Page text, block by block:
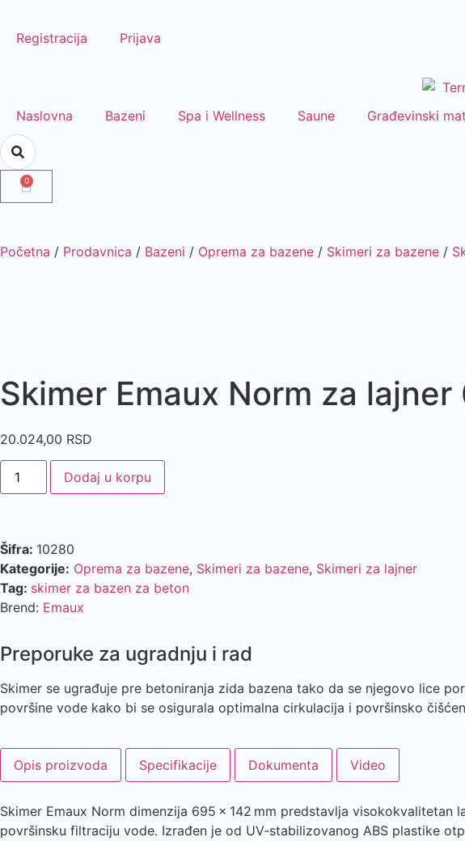
Registracija Prijava
Naslovna Bazeni Spa i Wellness Saune Građevinski
0
Početna / Prodavnica / Bazeni / Oprema za bazene / Skimeri za bazene /
Skimer Emaux Norm za
20.024,00 RSD
Dodaj u korpu
Šifra: 10280
Kategorije: Oprema za bazene, Skimeri za bazene, Skimeri za lajner
Tag: skimer za bazen za beton
Brend: Emaux
Preporuke za ugradnju i rad
Skimer se ugrađuje pre betoniranja zida bazena tako da se njegovo lice
površine vode kako bi se osigurala optimalna cirkulacija i površinsko
Opis proizvoda Specifikacije Dokumenta Video
Skimer Emaux Norm dimenzija 695 × 142 mm predstavlja
površinsku filtraciju vode. Izrađen je od UV‑stabilizovanog ABS plastike